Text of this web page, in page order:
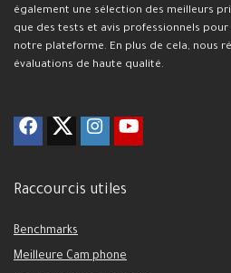
également une sélection des meilleurs
que des tests et avis professionnels
notre plateforme. En plus de cela, nous
évaluations de haute qualité.
Raccourcis utiles
Benchmarks
Meilleure Cam phone